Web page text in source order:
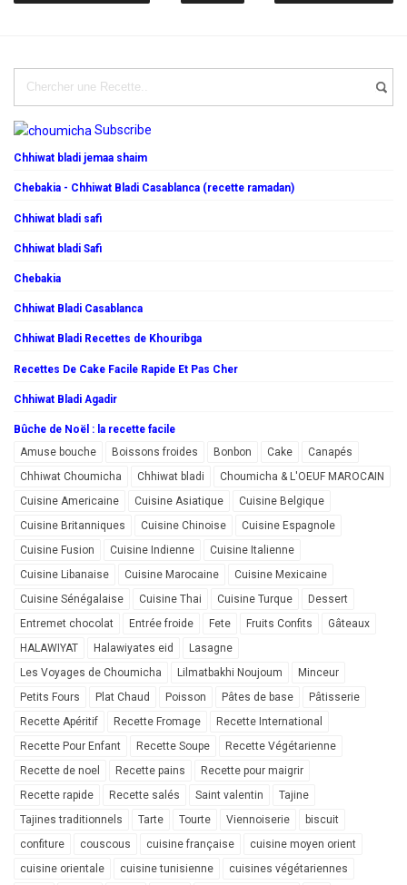
Subscribe
Chhiwat bladi jemaa shaim
Chebakia - Chhiwat Bladi Casablanca (recette ramadan)
Chhiwat bladi safi
Chhiwat bladi Safi
Chebakia
Chhiwat Bladi Casablanca
Chhiwat Bladi Recettes de Khouribga
Recettes De Cake Facile Rapide Et Pas Cher
Chhiwat Bladi Agadir
Bûche de Noël : la recette facile
Amuse bouche
Boissons froides Bonbon Cake
Canapés
Chhiwat Choumicha
Chhiwat bladi
Choumicha & L'OEUF MAROCAIN
Cuisine Americaine
Cuisine Asiatique
Cuisine Belgique
Cuisine Britanniques
Cuisine Chinoise
Cuisine Espagnole
Cuisine Fusion
Cuisine Indienne
Cuisine Italienne
Cuisine Libanaise
Cuisine Marocaine
Cuisine Mexicaine
Cuisine Sénégalaise
Cuisine Thai Cuisine Turque
Dessert
Entremet chocolat
Entrée froide Fete Fruits Confits
Gâteaux
HALAWIYAT
Halawiyates eid
Lasagne
Les Voyages de Choumicha
Lilmatbakhi Noujoum
Minceur
Petits Fours
Plat Chaud Poisson Pâtes de base
Pâtisserie
Recette Apéritif
Recette Fromage
Recette International
Recette Pour Enfant
Recette Soupe
Recette Végétarienne
Recette de noel
Recette pains
Recette pour maigrir
Recette rapide
Recette salés Saint valentin
Tajine
Tajines traditionnels
Tarte Tourte Viennoiserie
biscuit
confiture
couscous cuisine française
cuisine moyen orient
cuisine orientale
cuisine tunisienne cuisines végétariennes